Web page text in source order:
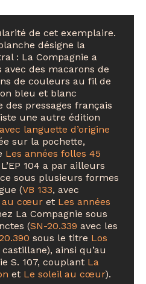
de cet exemplaire.
désigne la
: La Compagnie a
avec des macarons de
de couleurs au fil de
bleu et blanc
pressages français
une autre édition
avec languette d’origine
sur la pochette,
Les années folles 45
L’EP 104 a par ailleurs
sous plusieurs formes
(VB 133, avec
au cœur et Les années
La Compagnie sous
(SN-20.339 avec les
sous le titre Los
ainsi qu’au
S. 107, couplant La
et Le soleil au cœur).